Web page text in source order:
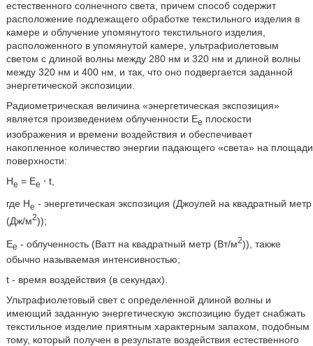
естественного солнечного света, причем способ содержит
расположение подлежащего обработке текстильного изделия в
камере и облучение упомянутого текстильного изделия,
расположенного в упомянутой камере, ультрафиолетовым
светом с длиной волны между 280 нм и 320 нм и длиной волны
между 320 нм и 400 нм, и так, что оно подвергается заданной
энергетической экспозиции.
Радиометрическая величина «энергетическая экспозиция»
является произведением облученности Ee плоскости
изображения и времени воздействия и обеспечивает
накопленное количество энергии падающего «света» на площади
поверхности:
He = Ee ⋅ t,
где He - энергетическая экспозиция (Джоулей на квадратный метр
(Дж/м2));
Ee - облученность (Ватт на квадратный метр (Вт/м2)), также
обычно называемая интенсивностью;
t - время воздействия (в секундах).
Ультрафиолетовый свет с определенной длиной волны и
имеющий заданную энергетическую экспозицию будет снабжать
текстильное изделие приятным характерным запахом, подобным
тому, который получен в результате воздействия естественного